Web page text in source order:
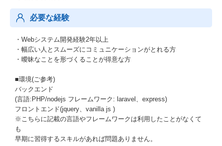
必要な経験
・Webシステム開発経験2年以上
・幅広い人とスムーズにコミュニケーションがとれる方
・曖昧なことを形づくることが得意な方
■環境(ご参考)
バックエンド
(言語:PHP/nodejs フレームワーク: laravel、express)
フロントエンド(jquery、vanilla js )
※こちらに記載の言語やフレームワークは利用したことがなくて
も
早期に習得するスキルがあれば問題ありません。